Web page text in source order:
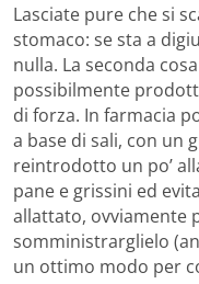
Lasciate pure che si
stomaco: se sta a
nulla. La seconda
possibilmente
di forza. In farmacia
a base di sali, con un
reintrodotto un po’
pane e grissini ed
allattato, ovviamente
somministrarglielo
un ottimo modo per